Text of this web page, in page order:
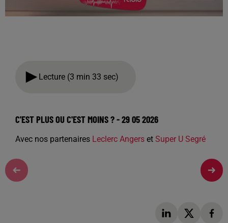
Lecture (3 min 33 sec)
C'EST PLUS OU C'EST MOINS ? - 29 05 2026
Avec nos partenaires Leclerc Angers et Super U Segré